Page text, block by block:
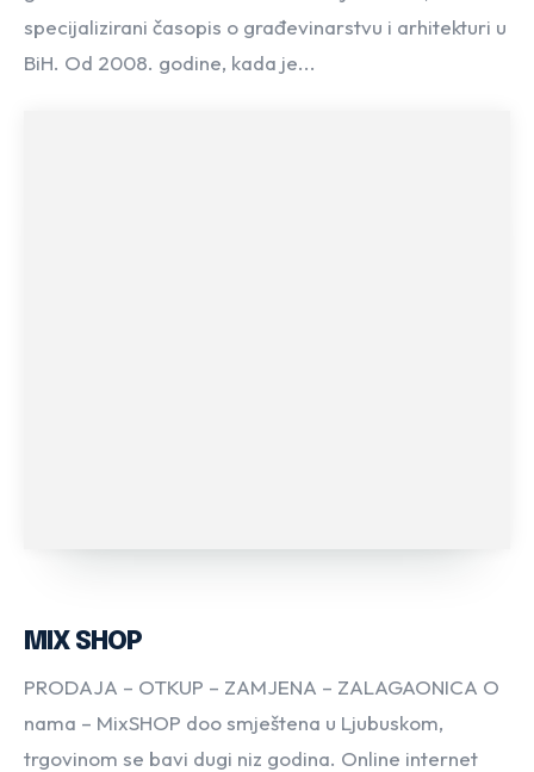
specijalizirani časopis o građevinarstvu i arhitekturi u
BiH. Od 2008. godine, kada je...
MIX SHOP
PRODAJA – OTKUP – ZAMJENA – ZALAGAONICA O
nama – MixSHOP doo smještena u Ljubuskom,
trgovinom se bavi dugi niz godina. Online internet